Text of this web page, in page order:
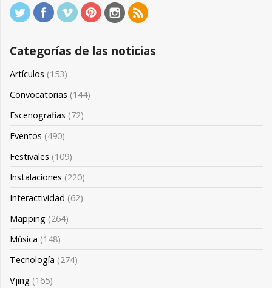
Categorías de las noticias
Artículos (153)
Convocatorias (144)
Escenografias (72)
Eventos (490)
Festivales (109)
Instalaciones (220)
Interactividad (62)
Mapping (264)
Música (148)
Tecnología (274)
Vjing (165)